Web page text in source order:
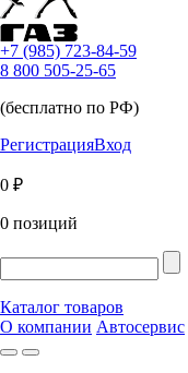
+7 (985) 723-84-59
8 800 505-25-65
(бесплатно по РФ)
РегистрацияВход
0 ₽
0 позиций
Каталог товаров
О компании Автосервис